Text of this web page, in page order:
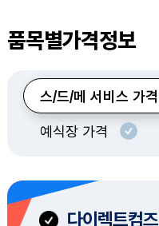
품목별가격정보
스/드/메 서비스 가격
예식장 가격
다이렉트컴즈